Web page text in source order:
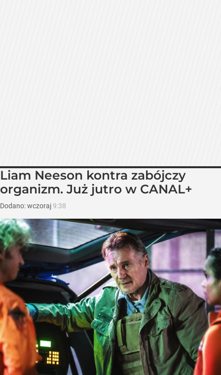
Liam Neeson kontra zabójczy
organizm. Już jutro w CANAL+
Dodano:wczoraj 9:38